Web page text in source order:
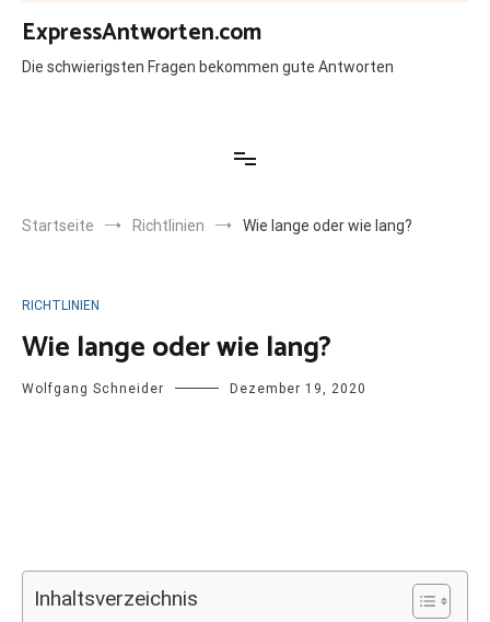
Zum
Inhalt
springen
ExpressAntworten.com
Die schwierigsten Fragen bekommen gute Antworten
Startseite Richtlinien Wie lange oder wie lang?
RICHTLINIEN
Wie lange oder wie lang?
Wolfgang Schneider Dezember 19, 2020
Inhaltsverzeichnis